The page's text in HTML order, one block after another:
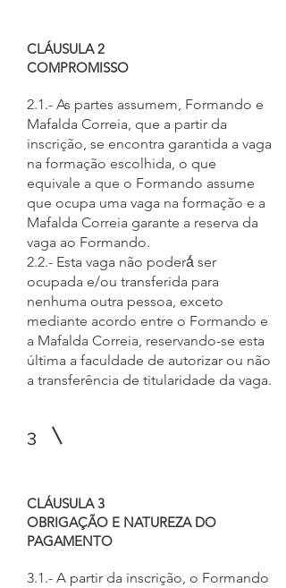
CLÁUSULA 2
COMPROMISSO
2.1.- As partes assumem, Formando e
Mafalda Correia, que a partir da
inscrição, se encontra garantida a vaga
na formação escolhida, o que
equivale a que o Formando assume
que ocupa uma vaga na formação e a
Mafalda Correia garante a reserva da
vaga ao Formando.
2.2.- Esta vaga não poderá́ ser
ocupada e/ou transferida para
nenhuma outra pessoa, exceto
mediante acordo entre o Formando e
a Mafalda Correia, reservando-se esta
última a faculdade de autorizar ou não
a transferência de titularidade da vaga.
3
CLÁUSULA 3
OBRIGAÇÃO E NATUREZA DO
PAGAMENTO
3.1.- A partir da inscrição, o Formando